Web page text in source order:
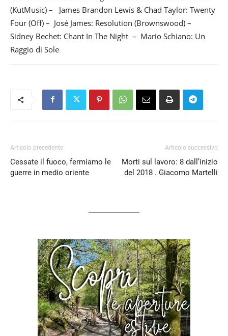
(KutMusic) – James Brandon Lewis & Chad Taylor: Twenty
Four (Off) – José James: Resolution (Brownswood) –
Sidney Bechet: Chant In The Night – Mario Schiano: Un
Raggio di Sole
Articolo precedente
Cessate il fuoco, fermiamo le
guerre in medio oriente
Articolo successivo
Morti sul lavoro: 8 dall’inizio
del 2018 . Giacomo Martelli